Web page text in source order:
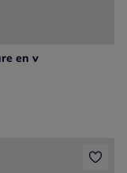
en v